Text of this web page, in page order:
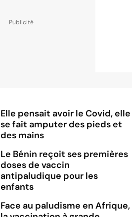
Elle pensait avoir le Covid, elle
se fait amputer des pieds et
des mains
Le Bénin reçoit ses premières
doses de vaccin
antipaludique pour les
enfants
Face au paludisme en Afrique,